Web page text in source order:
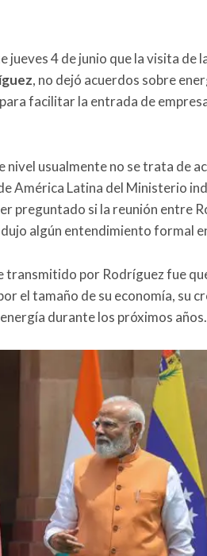
jueves 4 de junio que la visita de
, no dejó acuerdos sobre
facilitar la entrada de
usualmente no se trata de
América Latina del Ministerio
preguntado si la reunión entre
algún entendimiento formal
transmitido por Rodríguez fue
el tamaño de su economía, su
durante los próximos años.